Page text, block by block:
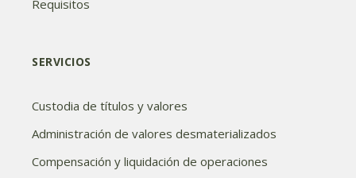
Requisitos
SERVICIOS
Custodia de títulos y valores
Administración de valores desmaterializados
Compensación y liquidación de operaciones